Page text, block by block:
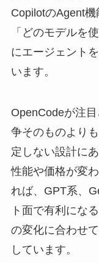
CopilotのAgent
「どのモデルを
にエージェント
います。
OpenCodeが注
争そのものより
定しない設計に
性能や価格が変
れば、GPT系、
ト面で有利にな
の変化に合わせ
しています。